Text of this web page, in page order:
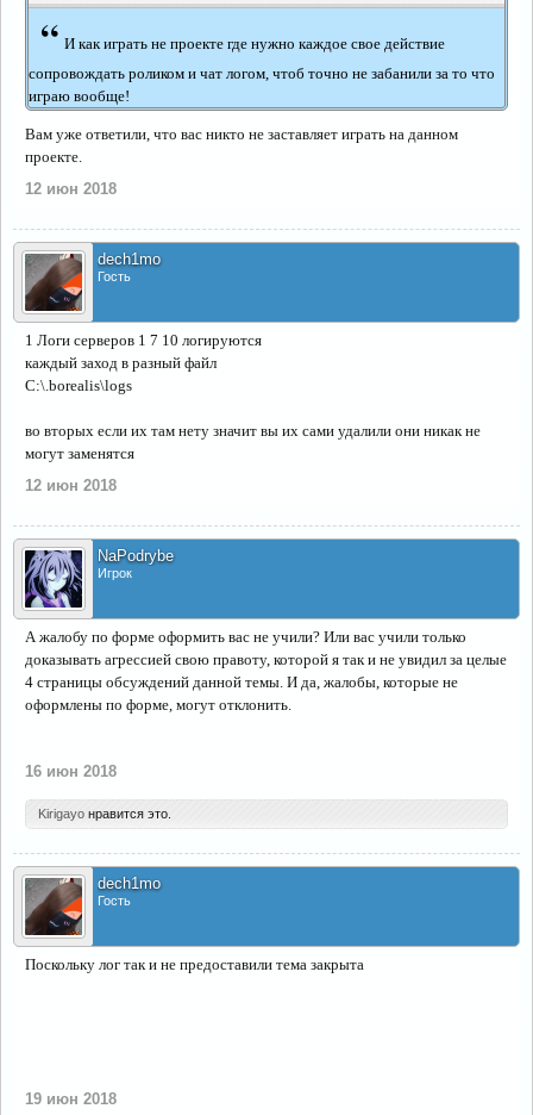
“ И как играть не проекте где нужно каждое свое действие
сопровождать роликом и чат логом, чтоб точно не забанили за то что
играю вообще!
Вам уже ответили, что вас никто не заставляет играть на данном
проекте.
12 июн 2018
dech1mo
Гость
1 Логи серверов 1 7 10 логируются
каждый заход в разный файл
C:\.borealis\logs
во вторых если их там нету значит вы их сами удалили они никак не
могут заменятся
12 июн 2018
NaPodrybe
Игрок
А жалобу по форме оформить вас не учили? Или вас учили только
доказывать агрессией свою правоту, которой я так и не увидил за целые
4 страницы обсуждений данной темы. И да, жалобы, которые не
оформлены по форме, могут отклонить.
16 июн 2018
Kirigayo нравится это.
dech1mo
Гость
Поскольку лог так и не предоставили тема закрыта
19 июн 2018